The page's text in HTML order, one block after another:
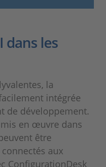
dans les
la
intégrée
de développement.
en œuvre dans
être
aux
ConfigurationDesk